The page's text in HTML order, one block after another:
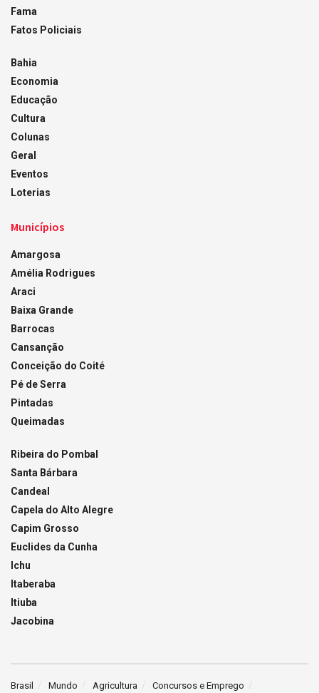
Fama
Fatos Policiais
Bahia
Economia
Educação
Cultura
Colunas
Geral
Eventos
Loterias
Municípios
Amargosa
Amélia Rodrigues
Araci
Baixa Grande
Barrocas
Cansanção
Conceição do Coité
Pé de Serra
Pintadas
Queimadas
Ribeira do Pombal
Santa Bárbara
Candeal
Capela do Alto Alegre
Capim Grosso
Euclides da Cunha
Ichu
Itaberaba
Itiuba
Jacobina
Brasil Mundo Agricultura Concursos e Emprego